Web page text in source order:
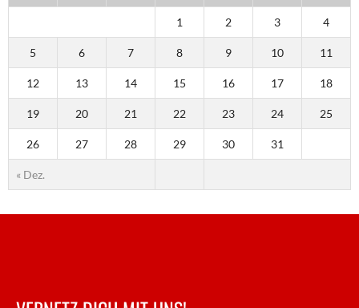
« Dez.
1 2 3 4
5 6 7 8 9 10 11
12 13 14 15 16 17 18
19 20 21 22 23 24 25
26 27 28 29 30 31